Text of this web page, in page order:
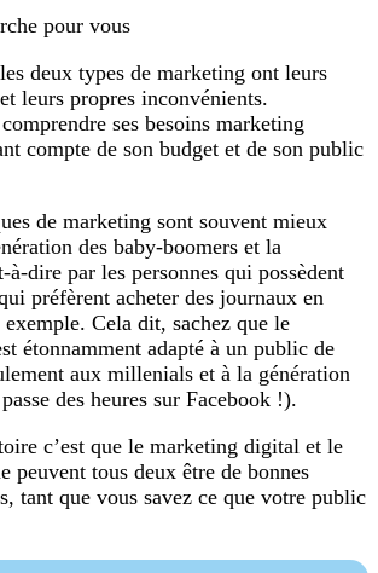
pour vous
deux types de marketing ont leurs
leurs propres inconvénients.
ses besoins marketing
compte de son budget et de son public
de marketing sont souvent mieux
des baby-boomers et la
à-dire par les personnes qui possèdent
préfèrent acheter des journaux en
Cela dit, sachez que le
étonnamment adapté à un public de
aux millenials et à la génération
des heures sur Facebook !).
c’est que le marketing digital et le
peuvent tous deux être de bonnes
tant que vous savez ce que votre public